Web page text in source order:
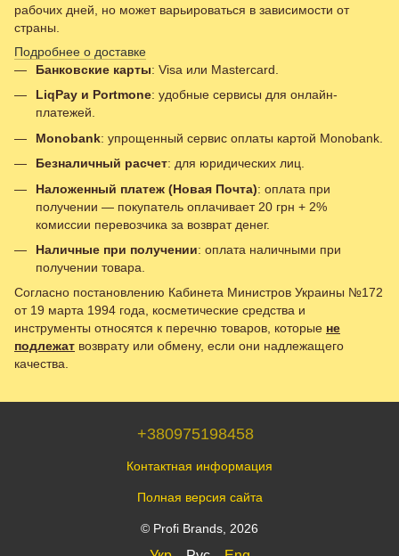
рабочих дней, но может варьироваться в зависимости от
страны.
Подробнее о доставке
Банковские карты: Visa или Mastercard.
LiqPay и Portmone: удобные сервисы для онлайн-
платежей.
Monobank: упрощенный сервис оплаты картой Monobank.
Безналичный расчет: для юридических лиц.
Наложенный платеж (Новая Почта): оплата при
получении — покупатель оплачивает 20 грн + 2%
комиссии перевозчика за возврат денег.
Наличные при получении: оплата наличными при
получении товара.
Согласно постановлению Кабинета Министров Украины №172
от 19 марта 1994 года, косметические средства и
инструменты относятся к перечню товаров, которые не
подлежат возврату или обмену, если они надлежащего
качества.
+380975198458
Контактная информация
Полная версия сайта
© Profi Brands, 2026